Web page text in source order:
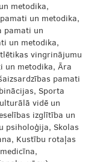
metodika,
un metodika,
pamati un
un metodika,
vingrinājumu
un metodika, Āra
pamati
Sporta
vidē un
izglītība un
psiholoģija, Skolas
Kustību rotaļas